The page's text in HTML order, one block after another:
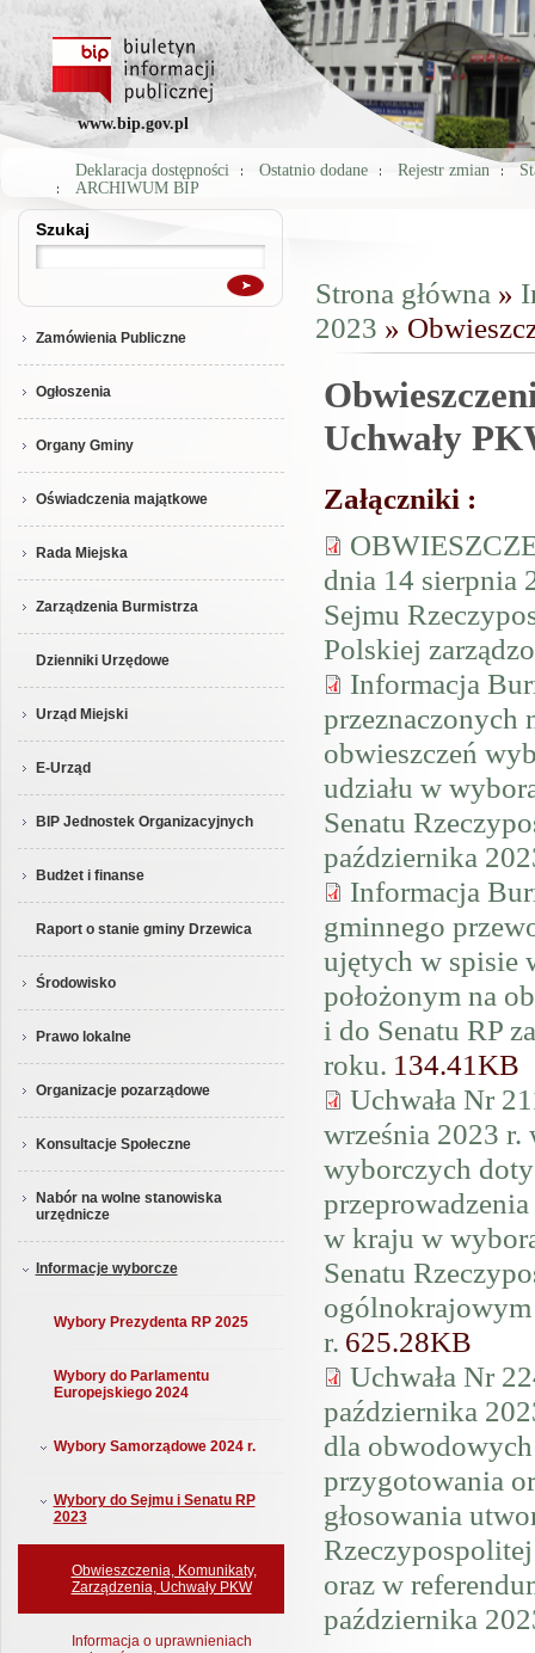
www.bip.gov.pl
Deklaracja dostępności Ostatnio dodane Rejestr zmian
ARCHIWUM BIP
Szukaj
Szukaj
Zamówienia Publiczne
Ogłoszenia
Organy Gminy
Oświadczenia majątkowe
Rada Miejska
Zarządzenia Burmistrza
Dzienniki Urzędowe
Urząd Miejski
E-Urząd
BIP Jednostek Organizacyjnych
Budżet i finanse
Raport o stanie gminy Drzewica
Środowisko
Prawo lokalne
Organizacje pozarządowe
Konsultacje Społeczne
Nabór na wolne stanowiska
urzędnicze
Informacje wyborcze
Wybory Prezydenta RP 2025
Wybory do Parlamentu
Europejskiego 2024
Wybory Samorządowe 2024 r.
Wybory do Sejmu i Senatu RP
2023
Obwieszczenia, Komunikaty,
Zarządzenia, Uchwały PKW
Informacja o uprawnieniach
Jesteś tutaj
Strona główna »
2023 »
Uchwały
Załączniki :
dnia 14 sierpnia
Sejmu
Polskiej
Informacja
przeznaczonych
obwieszczeń
udziału w
Senatu
października
Informacja
gminnego
ujętych w spisie
położonym na
i do Senatu RP
roku. 134.41KB
Uchwała Nr
września 2023
wyborczych
w kraju w
Senatu
ogólnokrajowym
r. 625.28KB
Uchwała Nr
października
dla
przygotowania
głosowania
oraz w
października